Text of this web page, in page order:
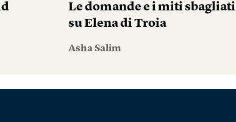
Le domande e i miti sbagliati
su Elena di Troia
Asha Salim